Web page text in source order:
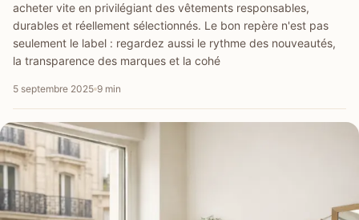
acheter vite en privilégiant des vêtements responsables,
durables et réellement sélectionnés. Le bon repère n'est pas
seulement le label : regardez aussi le rythme des nouveautés,
la transparence des marques et la cohé
5 septembre 2025 9 min